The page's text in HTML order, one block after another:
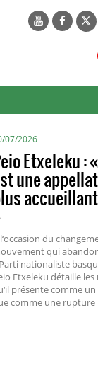
07/2026
la
nous pensons que
qui s'impose,
de notre
les
notre rôle
qui portent